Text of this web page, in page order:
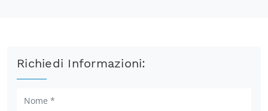
Richiedi Informazioni: